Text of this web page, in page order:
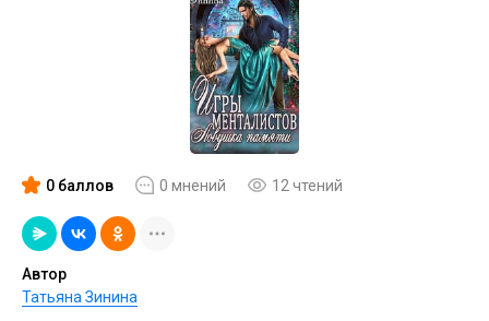
0 баллов 0 мнений 12 чтений
Автор
Татьяна Зинина